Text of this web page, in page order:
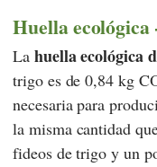
Huella
La huella ecológica
trigo es de 0,84 kg
necesaria para
la misma cantidad
fideos de trigo y un